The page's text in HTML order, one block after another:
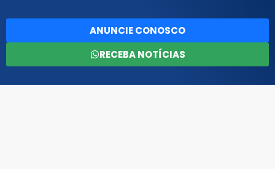
ANUNCIE CONOSCO
RECEBA NOTÍCIAS